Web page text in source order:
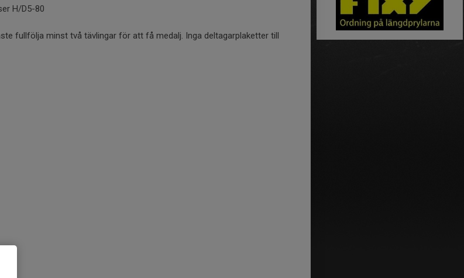
H/D5-80
fullfölja minst två tävlingar för att få medalj. Inga deltagarplaketter till